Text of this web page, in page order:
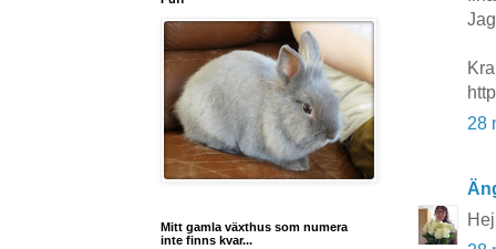
28
Mitt gamla växthus som numera
inte finns kvar...